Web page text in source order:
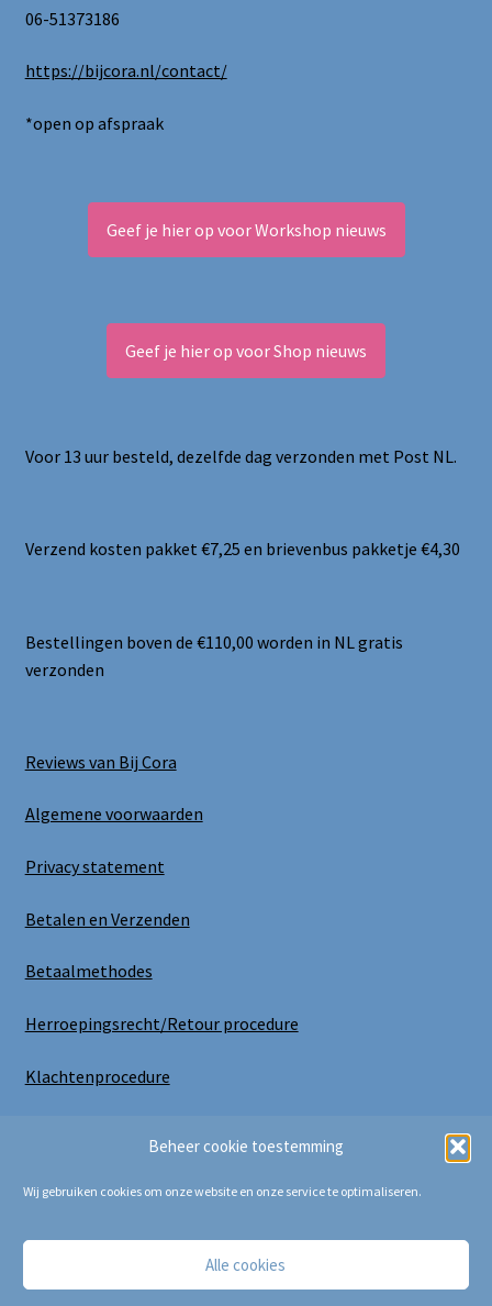
Beheer cookie toestemming
Wij gebruiken cookies om onze website en onze service te optimaliseren.
Alle cookies
06-51373186
https://bijcora.nl/contact/
*open op afspraak
Geef je hier op voor Workshop nieuws
Geef je hier op voor Shop nieuws
Voor 13 uur besteld, dezelfde dag verzonden met Post NL.
Verzend kosten pakket €7,25 en brievenbus pakketje €4,30
Bestellingen boven de €110,00 worden in NL gratis
verzonden
Reviews van Bij Cora
Algemene voorwaarden
Privacy statement
Betalen en Verzenden
Betaalmethodes
Herroepingsrecht/Retour procedure
Klachtenprocedure
Copyright Bij Cora 2025